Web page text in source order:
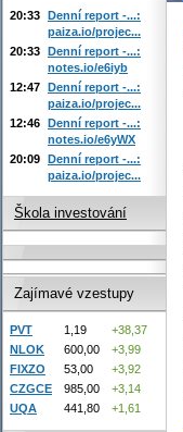
20:33 Denní report -...:
paiza.io/projec...
20:33 Denní report -...:
notes.io/e6iyb
12:47 Denní report -...:
paiza.io/projec...
12:46 Denní report -...:
notes.io/e6yWX
20:09 Denní report -...:
paiza.io/projec...
Škola investování
Zajímavé vzestupy
PVT 1,19
+38,37
NLOK
600,00
+3,99
FIXZO
53,00
+3,92
CZGCE
985,00
+3,14
UQA
441,80 +1,61